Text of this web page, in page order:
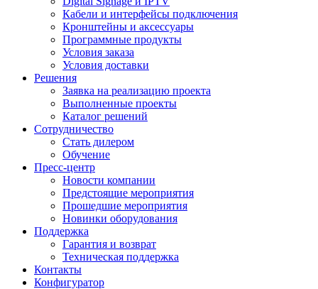
Кабели и интерфейсы подключения
Кронштейны и аксессуары
Программные продукты
Условия заказа
Условия доставки
Решения
Заявка на реализацию проекта
Выполненные проекты
Каталог решений
Сотрудничество
Стать дилером
Обучение
Пресс-центр
Новости компании
Предстоящие мероприятия
Прошедшие мероприятия
Новинки оборудования
Поддержка
Гарантия и возврат
Техническая поддержка
Контакты
Конфигуратор